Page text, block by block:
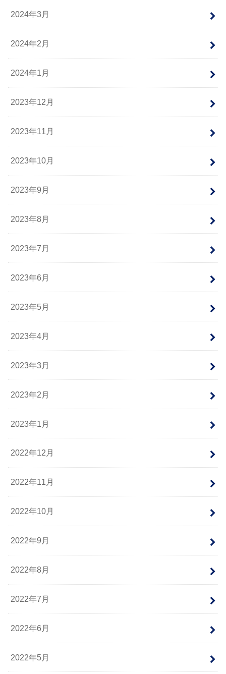
2024年3月
2024年2月
2024年1月
2023年12月
2023年11月
2023年10月
2023年9月
2023年8月
2023年7月
2023年6月
2023年5月
2023年4月
2023年3月
2023年2月
2023年1月
2022年12月
2022年11月
2022年10月
2022年9月
2022年8月
2022年7月
2022年6月
2022年5月